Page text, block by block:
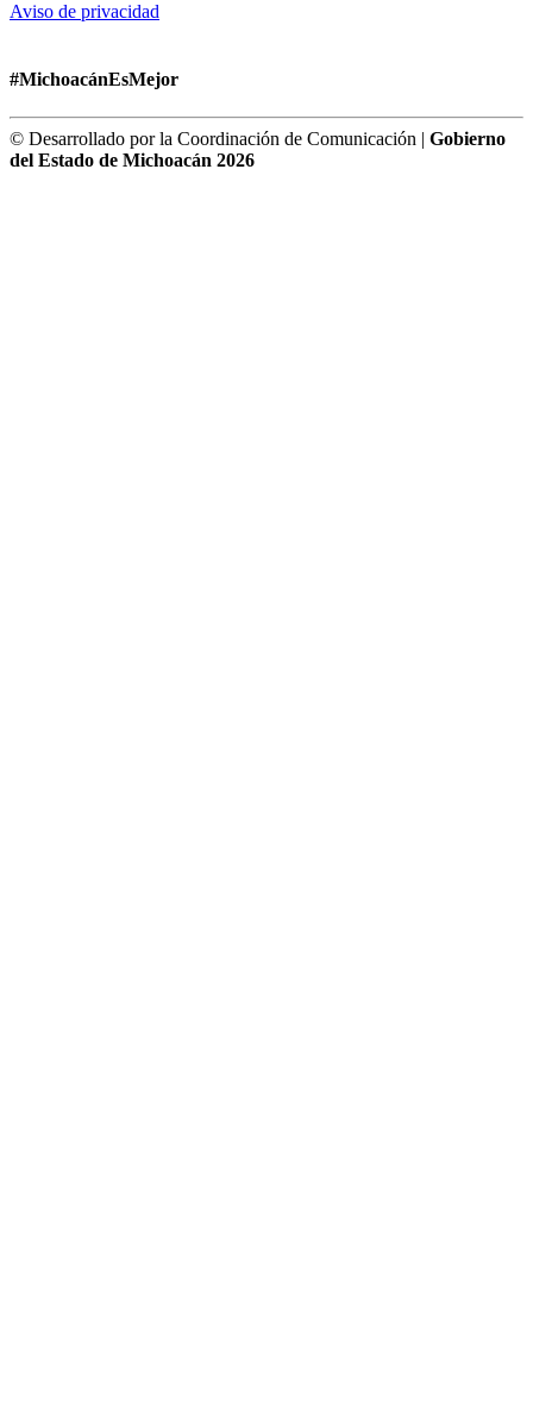
Aviso de privacidad
#MichoacánEsMejor
© Desarrollado por la Coordinación de Comunicación | Gobierno
del Estado de Michoacán 2026